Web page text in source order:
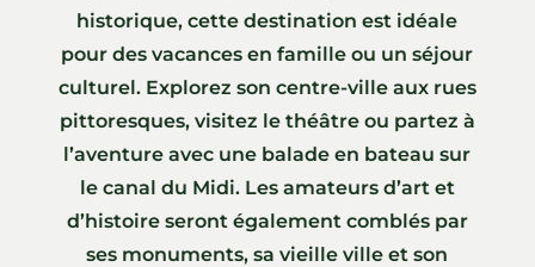
historique, cette destination est idéale
pour des vacances en famille ou un séjour
culturel. Explorez son centre-ville aux rues
pittoresques, visitez le théâtre ou partez à
l’aventure avec une balade en bateau sur
le canal du Midi. Les amateurs d’art et
d’histoire seront également comblés par
ses monuments, sa vieille ville et son